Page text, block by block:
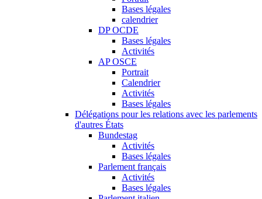
Bases légales
calendrier
DP OCDE
Bases légales
Activités
AP OSCE
Portrait
Calendrier
Activités
Bases légales
Délégations pour les relations avec les parlements
d'autres États
Bundestag
Activités
Bases légales
Parlement français
Activités
Bases légales